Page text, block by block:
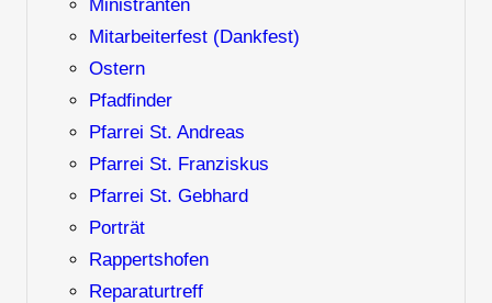
Ministranten
Mitarbeiterfest (Dankfest)
Ostern
Pfadfinder
Pfarrei St. Andreas
Pfarrei St. Franziskus
Pfarrei St. Gebhard
Porträt
Rappertshofen
Reparaturtreff